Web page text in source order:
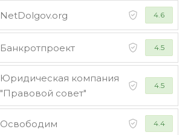
NetDolgov.org 4.6
Банкротпроект 4.5
Юридическая компания
"Правовой совет"
4.5
Освободим 4.4